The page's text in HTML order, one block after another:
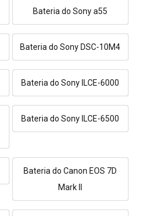
Bateria do Sony a55
Bateria do Sony DSC-10M4
Bateria do Sony ILCE-6000
Bateria do Sony ILCE-6500
Bateria do Canon EOS 7D
Mark II